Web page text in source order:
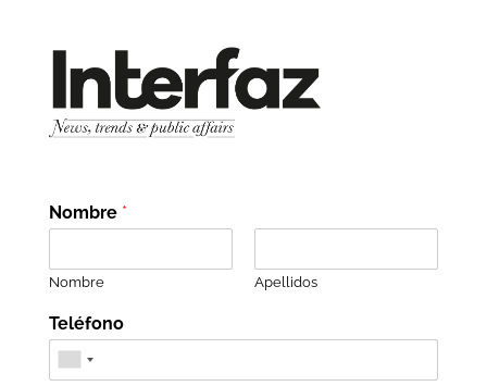
Nombre *
Nombre Apellidos
Teléfono